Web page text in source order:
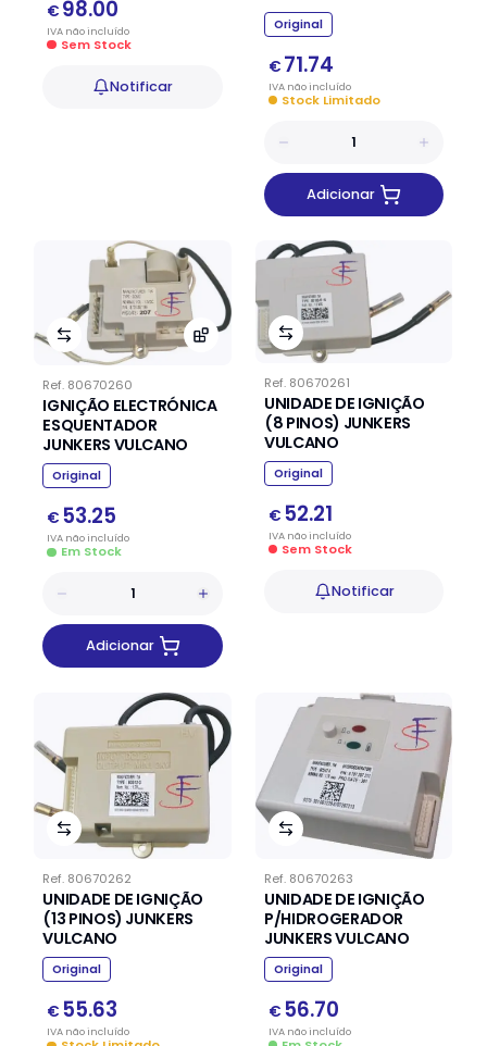
€ 98.00
IVA nãoincluído
Sem Stock
Notificar
Original
€ 71.74
IVA nãoincluído
Stock Limitado
Adicionar
Ref. 80670260
IGNIÇÃO ELECTRÓNICA
ESQUENTADOR
JUNKERS VULCANO
Original
€ 53.25
IVA nãoincluído
Em Stock
Adicionar
Ref. 80670261
UNIDADE DE IGNIÇÃO
(8 PINOS) JUNKERS
VULCANO
Original
€ 52.21
IVA nãoincluído
Sem Stock
Notificar
Ref. 80670262
UNIDADE DE IGNIÇÃO
(13 PINOS) JUNKERS
VULCANO
Original
€ 55.63
IVA nãoincluído
Ref. 80670263
UNIDADE DE IGNIÇÃO
P/HIDROGERADOR
JUNKERS VULCANO
Original
€ 56.70
IVA nãoincluído